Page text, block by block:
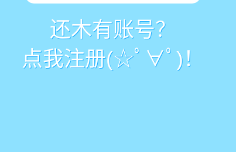
还木有账号？
点我注册(☆ﾟ∀ﾟ)！